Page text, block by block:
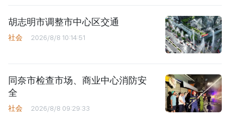
胡志明市调整市中心区交通
社会 2026/8/8 10:14:51
同奈市检查市场、商业中心消防安
全
社会 2026/8/8 09:29:33